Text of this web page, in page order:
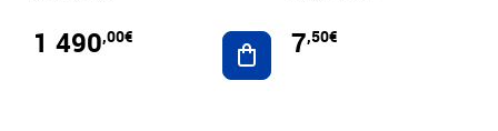
1 490,00€ Ajouter au panier
7,50€